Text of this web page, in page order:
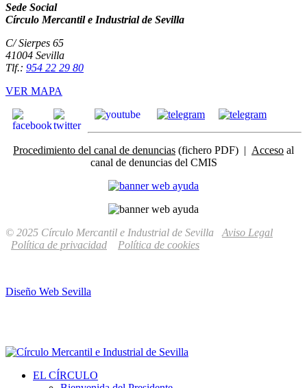
Sede Social
Círculo Mercantil e Industrial de Sevilla
C/ Sierpes 65
41004 Sevilla
Tlf.: 954 22 29 80
VER MAPA
Procedimiento del canal de denuncias (fichero PDF) | Acceso al
canal de denuncias del CMIS
© 2025 Círculo Mercantil e Industrial de Sevilla Aviso Legal
Política de privacidad
Política de cookies
Diseño Web Sevilla
EL CÍRCULO